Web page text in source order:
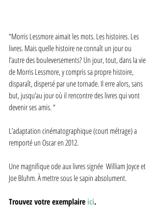
“Morris Lessmore aimait les mots. Les histoires. Les
livres. Mais quelle histoire ne connaît un jour ou
l’autre des bouleversements? Un jour, tout, dans la vie
de Morris Lessmore, y compris sa propre histoire,
disparaît, dispersé par une tornade. Il erre alors, sans
but, jusqu’au jour où il rencontre des livres qui vont
devenir ses amis. “
L’adaptation cinématographique (court métrage) a
remporté un Oscar en 2012.
Une magnifique ode aux livres signée  William Joyce et
Joe Bluhm. À mettre sous le sapin absolument.
Trouvez votre exemplaire ici.